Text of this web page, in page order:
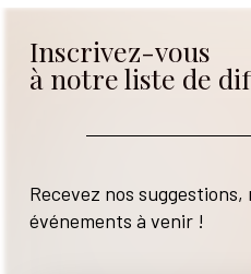
Inscrivez-vous
à notre liste de
Recevez nos
événements à venir !